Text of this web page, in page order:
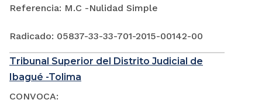
Referencia: M.C -Nulidad Simple
Radicado: 05837-33-33-701-2015-00142-00
Tribunal Superior del Distrito Judicial de
Ibagué -Tolima
CONVOCA: